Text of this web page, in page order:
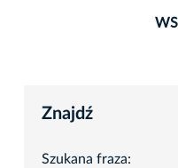
Znajdź
Szukana fraza: